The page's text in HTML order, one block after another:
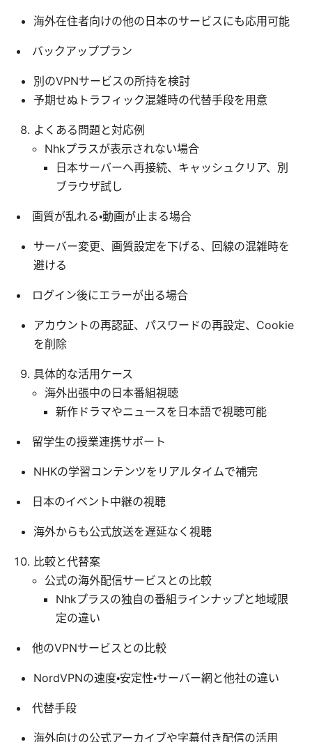
海外在住者向けの他の日本のサービスにも応用可能
バックアッププラン
別のVPNサービスの所持を検討
予期せぬトラフィック混雑時の代替手段を用意
よくある問題と対応例
Nhkプラスが表示されない場合
日本サーバーへ再接続、キャッシュクリア、別
ブラウザ試し
画質が乱れる・動画が止まる場合
サーバー変更、画質設定を下げる、回線の混雑時を
避ける
ログイン後にエラーが出る場合
アカウントの再認証、パスワードの再設定、Cookie
を削除
具体的な活用ケース
海外出張中の日本番組視聴
新作ドラマやニュースを日本語で視聴可能
留学生の授業連携サポート
NHKの学習コンテンツをリアルタイムで補完
日本のイベント中継の視聴
海外からも公式放送を遅延なく視聴
比較と代替案
公式の海外配信サービスとの比較
Nhkプラスの独自の番組ラインナップと地域限
定の違い
他のVPNサービスとの比較
NordVPNの速度・安定性・サーバー網と他社の違い
代替手段
海外向けの公式アーカイブや字幕付き配信の活用